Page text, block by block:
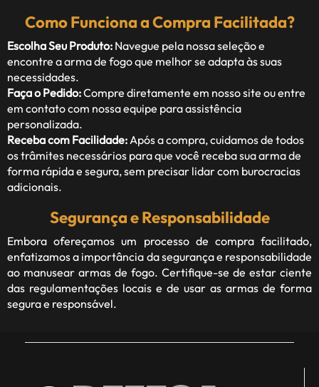
Como Funciona a Compra Facilitada?
Escolha Seu Produto: Navegue pela nossa seleção e
encontre a arma de fogo que melhor se adapta às suas
necessidades.
Faça o Pedido:Compre diretamente em nosso site ou entre
em contato com nossa equipe para assistência
personalizada.
Receba com Facilidade: Após a compra, cuidamos de todos
os trâmites necessários para que você receba sua arma de
forma rápida e segura, sem precisar lidar com burocracias
adicionais.
Segurança e Responsabilidade
Embora ofereçamos um processo de compra facilitado,
enfatizamos a importância da segurança e responsabilidade
ao manusear armas de fogo. Certifique-se de estar ciente
das regulamentações locais e de usar as armas de forma
segura e responsável.